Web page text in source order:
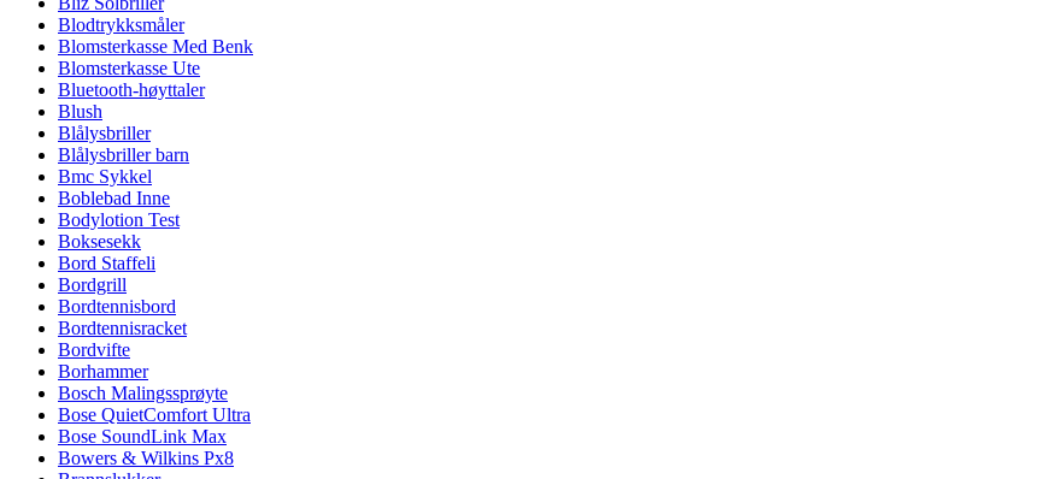
Blodtrykksmåler
Blomsterkasse Med Benk
Blomsterkasse Ute
Bluetooth-høyttaler
Blush
Blålysbriller
Blålysbriller barn
Bmc Sykkel
Boblebad Inne
Bodylotion Test
Boksesekk
Bord Staffeli
Bordgrill
Bordtennisbord
Bordtennisracket
Bordvifte
Borhammer
Bosch Malingssprøyte
Bose QuietComfort Ultra
Bose SoundLink Max
Bowers & Wilkins Px8